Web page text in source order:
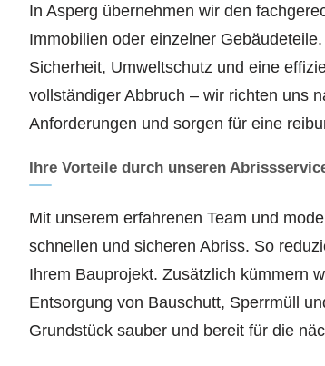
In Asperg übernehmen wir den
Immobilien oder einzelner
Sicherheit, Umweltschutz und eine
vollständiger Abbruch – wir richten uns
Anforderungen und sorgen für eine
Ihre Vorteile durch unseren
Mit unserem erfahrenen Team und
schnellen und sicheren Abriss. So
Ihrem Bauprojekt. Zusätzlich kümmern
Entsorgung von Bauschutt, Sperrmüll
Grundstück sauber und bereit für die